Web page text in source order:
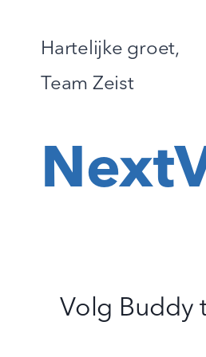
Hartelijke groet,
Team Zeist
Next
Volg Buddy